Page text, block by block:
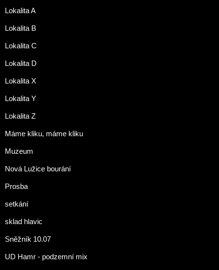
Lokalita A
Lokalita B
Lokalita C
Lokalita D
Lokalita X
Lokalita Y
Lokalita Z
Máme kliku, máme kliku
Muzeum
Nová Lužice bourání
Prosba
setkání
sklad hlavic
Sněžník 10.07
UD Hamr - podzemní mix